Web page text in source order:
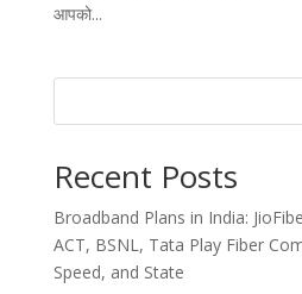
आपको...
Recent Posts
Broadband Plans in India:
ACT, BSNL, Tata Play Fiber
Speed, and State